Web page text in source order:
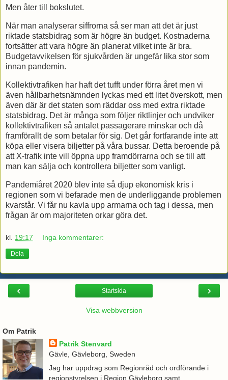
Men åter till bokslutet.
När man analyserar siffrorna så ser man att det är just
riktade statsbidrag som är högre än budget. Kostnaderna
fortsätter att vara högre än planerat vilket inte är bra.
Budgetavvikelsen för sjukvården är ungefär lika stor som
innan pandemin.
Kollektivtrafiken har haft det tufft under förra året men vi
även hållbarhetsnämnden lyckas med ett litet överskott, men
även där är det staten som räddar oss med extra riktade
statsbidrag. Det är många som följer riktlinjer och undviker
kollektivtrafiken så antalet passagerare minskar och då
framförallt de som betalar för sig. Det går fortfarande inte att
köpa eller visera biljetter på våra bussar. Detta beroende på
att X-trafik inte vill öppna upp framdörrarna och se till att
man kan sälja och kontrollera biljetter som vanligt.
Pandemiåret 2020 blev inte så djup ekonomisk kris i
regionen som vi befarade men de underliggande problemen
kvarstår. Vi får nu kavla upp armarna och tag i dessa, men
frågan är om majoriteten orkar göra det.
kl. 19:17 Inga kommentarer:
Dela
‹ ›
Startsida
Visa webbversion
Om Patrik
Patrik Stenvard
Gävle, Gävleborg, Sweden
Jag har uppdrag som Regionråd och ordförande i
regionstyrelsen i Region Gävleborg samt